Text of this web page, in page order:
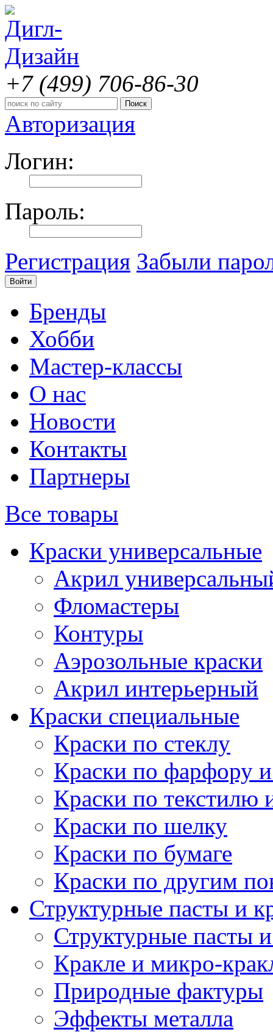
+7 (499) 706-86-30
Авторизация
Логин:
Пароль:
Регистрация Забыли
Бренды
Хобби
Мастер-классы
О нас
Новости
Контакты
Партнеры
Все товары
Краски универсальные
Акрил
Фломастеры
Контуры
Аэрозольные краски
Акрил интерьерный
Краски специальные
Краски по стеклу
Краски по фарфору
Краски по текстилю
Краски по шелку
Краски по бумаге
Краски по другим
Структурные пасты и
Структурные пасты
Кракле и микро-
Природные фактуры
Эффекты металла